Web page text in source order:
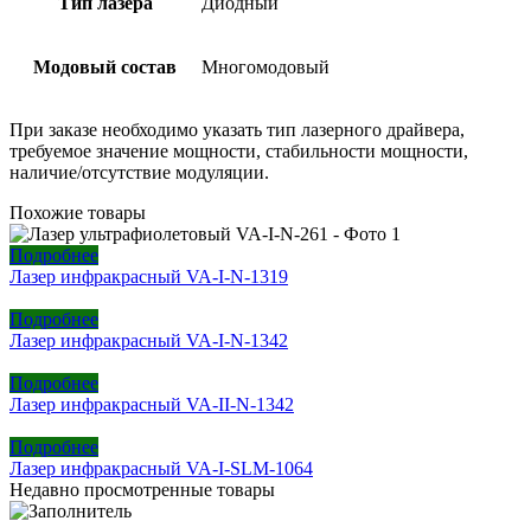
Модовый состав Многомодовый
При заказе необходимо указать тип лазерного драйвера,
требуемое значение мощности, стабильности мощности,
наличие/отсутствие модуляции.
Похожие товары
Подробнее
Лазер инфракрасный VA-I-N-1319
Подробнее
Лазер инфракрасный VA-I-N-1342
Подробнее
Лазер инфракрасный VA-II-N-1342
Подробнее
Лазер инфракрасный VA-I-SLM-1064
Недавно просмотренные товары